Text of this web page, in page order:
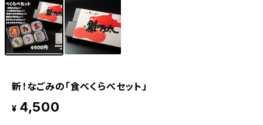
新！なごみの「食べくらべセット」
¥ 4,500